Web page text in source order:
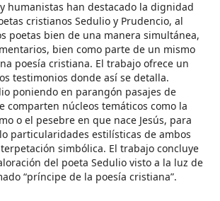
humanistas han destacado la dignidad
cristianos Sedulio y Prudencio, al
poetas bien de una manera simultánea,
bien como parte de un mismo
poesía cristiana. El trabajo ofrece un
testimonios donde así se detalla.
poniendo en parangón pasajes de
comparten núcleos temáticos como la
o el pesebre en que nace Jesús, para
particularidades estilísticas de ambos
simbólica. El trabajo concluye
del poeta Sedulio visto a la luz de
“príncipe de la poesía cristiana”.